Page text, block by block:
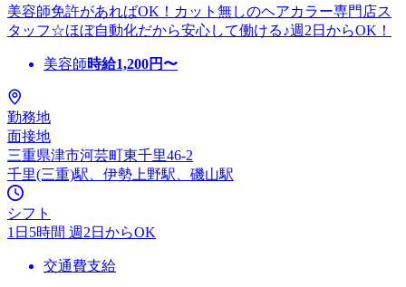
美容師免許があればOK！カット無しのヘアカラー専門店ス
タッフ☆ほぼ自動化だから安心して働ける♪週2日からOK！
美容師時給1,200円〜
勤務地
面接地
三重県津市河芸町東千里46-2
千里(三重)駅、伊勢上野駅、磯山駅
シフト
1日5時間 週2日からOK
交通費支給